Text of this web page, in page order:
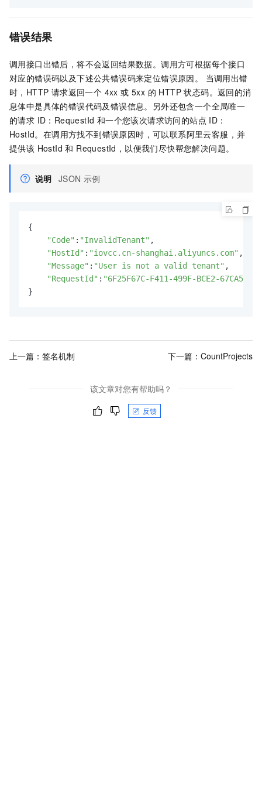
错误结果
调用接口出错后，将不会返回结果数据。调用方可根据每个接口
对应的错误码以及下述公共错误码来定位错误原因。 当调用出错
时，HTTP 请求返回一个 4xx 或 5xx 的 HTTP 状态码。返回的消
息体中是具体的错误代码及错误信息。另外还包含一个全局唯一
的请求 ID：RequestId 和一个您该次请求访问的站点 ID：
HostId。在调用方找不到错误原因时，可以联系阿里云客服，并
提供该 HostId 和 RequestId，以便我们尽快帮您解决问题。
说明 JSON 示例
{
"Code" : "InvalidTenant" ,
"HostId" : "iovcc.cn-shanghai.aliyuncs.com" ,
"Message" : "User is not a valid tenant" ,
"RequestId" : "6F25F67C-F411-499F-BCE2-
}
上一篇： 签名机制 下一篇： CountProjects
该文章对您有帮助吗？
反馈